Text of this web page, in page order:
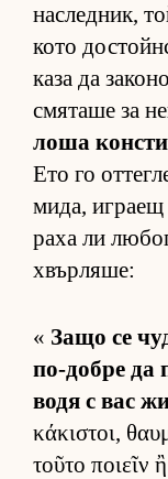
нас­лед­ник,
кото
каза да
смя­таше за
лоша
Ето го
ми­да, иг­раещ
раха ли
хвър­ля­ше:
« Защо се
по-добре да
водя с вас
κάκιστοι,
τοῦτο ποιεῖν